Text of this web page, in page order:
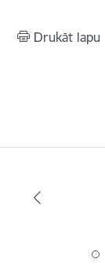
Drukāt lapu